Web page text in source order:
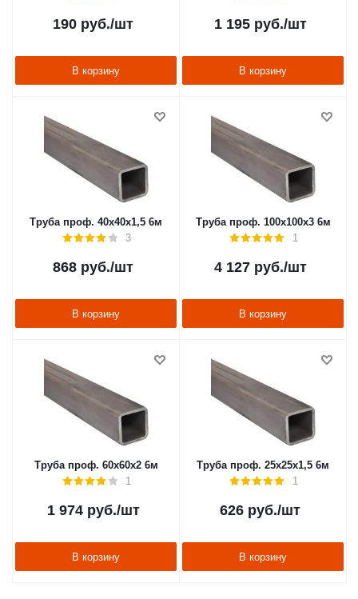
190 руб./шт
В корзину
1 195руб./шт
В корзину
Труба проф. 40х40х1,5 6м
3
868 руб./шт
В корзину
Труба проф. 100х100х3 6м
1
4 127руб./шт
В корзину
Труба проф. 60х60х2 6м
1
1 974руб./шт
В корзину
Труба проф. 25х25х1,5 6м
1
626 руб./шт
В корзину